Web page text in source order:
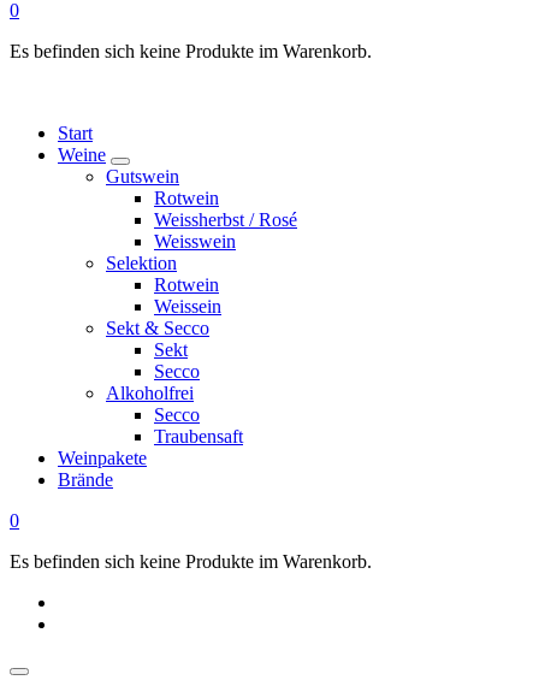
0
Es befinden sich keine Produkte im Warenkorb.
Start
Weine
Gutswein
Rotwein
Weissherbst / Rosé
Weisswein
Selektion
Rotwein
Weissein
Sekt & Secco
Sekt
Secco
Alkoholfrei
Secco
Traubensaft
Weinpakete
Brände
0
Es befinden sich keine Produkte im Warenkorb.